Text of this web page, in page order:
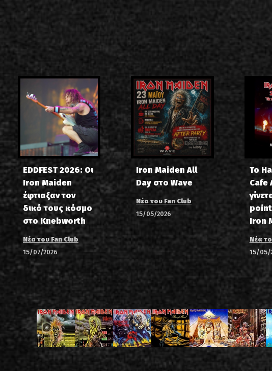
EDDFEST 2026: Οι
Iron Maiden
έφτιαξαν τον
δικό τους κόσμο
στο Knebworth
Νέα του Fan Club
15/07/2026
Iron Maiden All
Day στο Wave
Νέα του Fan Club
15/05/2026
Το
Cafe
point
Iron
Νέα
15/05/